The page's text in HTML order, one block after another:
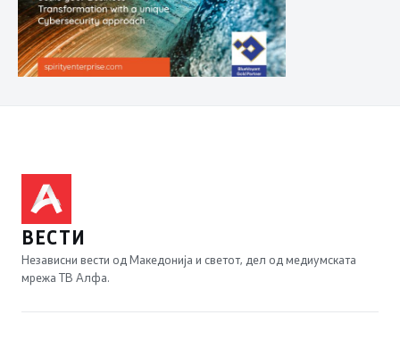
ВЕСТИ
Независни вести од Македонија и светот, дел од медиумската
мрежа ТВ Алфа.